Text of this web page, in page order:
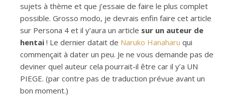
sujets à thème et que j’essaie de faire le plus complet
possible. Grosso modo, je devrais enfin faire cet article
sur Persona 4 et il y’aura un article sur un auteur de
hentai ! Le dernier datait de Naruko Hanaharu qui
commençait à dater un peu. Je ne vous demande pas de
deviner quel auteur cela pourrait-il être car il y’a UN
PIEGE. (par contre pas de traduction prévue avant un
bon moment.)